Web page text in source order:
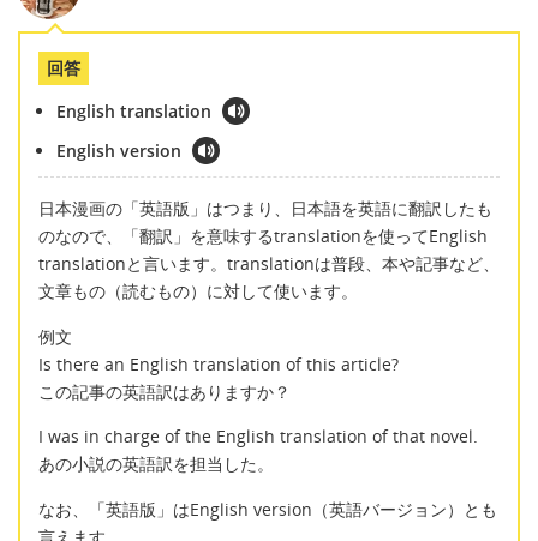
回答
English translation
English version
日本漫画の「英語版」はつまり、日本語を英語に翻訳したも
のなので、「翻訳」を意味するtranslationを使ってEnglish
translationと言います。translationは普段、本や記事など、
文章もの（読むもの）に対して使います。
例文
Is there an English translation of this article?
この記事の英語訳はありますか？
I was in charge of the English translation of that novel.
あの小説の英語訳を担当した。
なお、「英語版」はEnglish version（英語バージョン）とも
言えます。